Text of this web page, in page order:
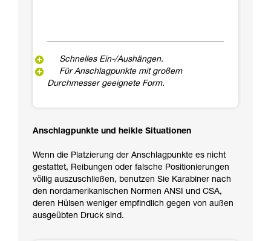
Schnelles Ein-/Aushängen.
Für Anschlagpunkte mit großem
Durchmesser geeignete Form.
Anschlagpunkte und heikle Situationen
Wenn die Platzierung der Anschlagpunkte es nicht
gestattet, Reibungen oder falsche Positionierungen
völlig auszuschließen, benutzen Sie Karabiner nach
den nordamerikanischen Normen ANSI und CSA,
deren Hülsen weniger empfindlich gegen von außen
ausgeübten Druck sind.